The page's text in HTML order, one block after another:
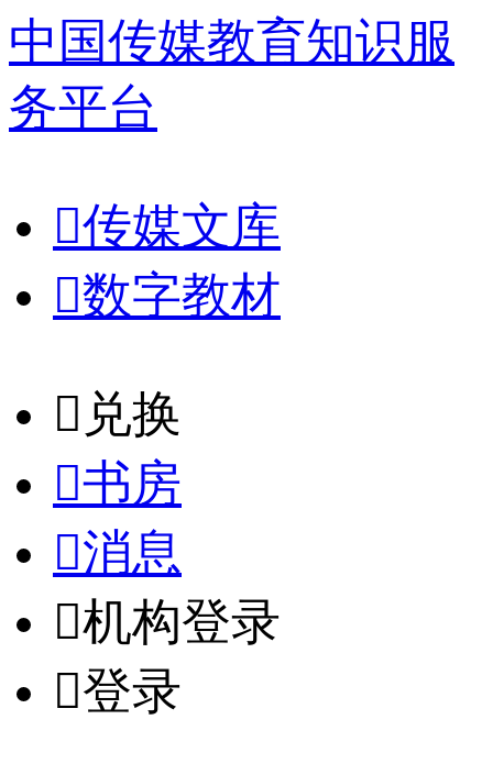
中国传媒教育知识服
务平台
传媒文库
数字教材
𐈈 兑换
书房
消息
机构登录
登录